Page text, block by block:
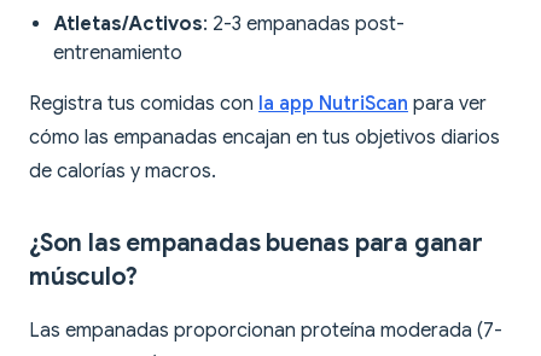
Atletas/Activos: 2-3 empanadas post-
entrenamiento
Registra tus comidas con la app NutriScan para ver
cómo las empanadas encajan en tus objetivos diarios
de calorías y macros.
¿Son las empanadas buenas para ganar
músculo?
Las empanadas proporcionan proteína moderada (7-